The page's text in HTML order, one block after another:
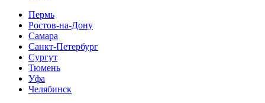
Пермь
Ростов-на-Дону
Самара
Санкт-Петербург
Сургут
Тюмень
Уфа
Челябинск